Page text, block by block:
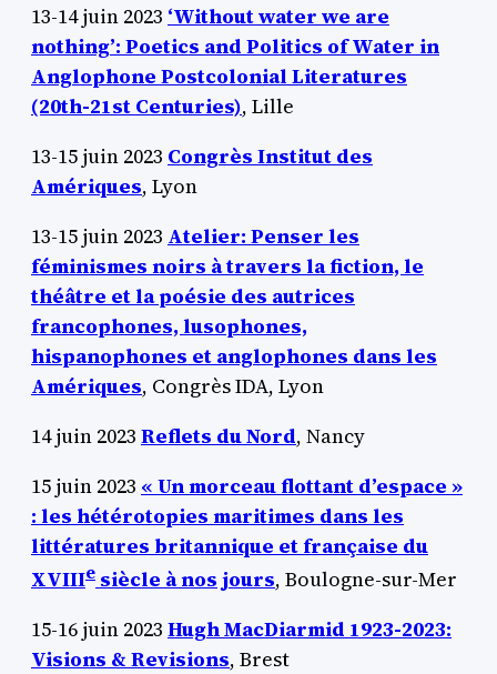
13-14 juin 2023 ‘Without water we are
nothing’: Poetics and Politics of Water in
Anglophone Postcolonial Literatures
(20th-21st Centuries), Lille
13-15 juin 2023 Congrès Institut des
Amériques, Lyon
13-15 juin 2023 Atelier: Penser les
féminismes noirs à travers la fiction, le
théâtre et la poésie des autrices
francophones, lusophones,
hispanophones et anglophones dans les
Amériques, Congrès IDA, Lyon
14 juin 2023 Reflets du Nord, Nancy
15 juin 2023 « Un morceau flottant d’espace »
: les hétérotopies maritimes dans les
littératures britannique et française du
XVIIIe siècle à nos jours, Boulogne-sur-Mer
15-16 juin 2023 Hugh MacDiarmid 1923-2023:
Visions & Revisions, Brest